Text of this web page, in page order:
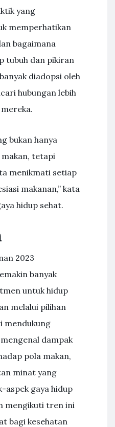
yang
memperhatikan
bagaimana
tubuh dan pikiran
diadopsi oleh
hubungan lebih
bukan hanya
tetapi
menikmati setiap
makanan,” kata
hidup sehat.
2023
banyak
untuk hidup
melalui pilihan
mendukung
dampak
pola makan,
minat yang
aspek gaya hidup
mengikuti tren ini
bagi kesehatan